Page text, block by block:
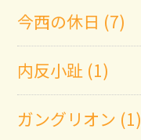
今西の休日 (7)
内反小趾 (1)
ガングリオン (1)